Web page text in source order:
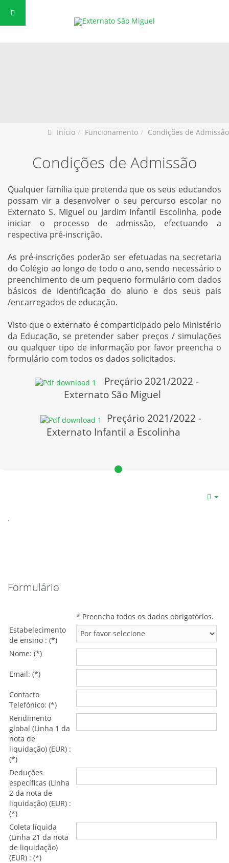
Início Funcionamento Condições de Admissão
Condições de Admissão
Qualquer família que pretenda que os seus educandos
possam vir a desenvolver o seu percurso escolar no
Externato S. Miguel ou Jardim Infantil Escolinha, pode
iniciar o processo de admissão, efectuando a
respectiva pré-inscrição.
As pré-inscrições poderão ser efetuadas na secretaria
do Colégio ao longo de todo o ano, sendo necessário o
preenchimento de um pequeno formulário com dados
básicos de identificação do aluno e dos seus pais
/encarregados de educação.
Visto que o externato é comparticipado pelo Ministério
da Educação, se pretender saber preços / simulações
ou qualquer tipo de informação por favor preencha o
formulário com todos os dados solicitados.
Preçário 2021/2022 -
Externato São Miguel
Preçário 2021/2022 -
Externato Infantil a Escolinha
.
Formulário
* Preencha todos os dados obrigatórios.
Estabelecimento
de ensino : (*)
Nome: (*)
Email: (*)
Contacto
Telefónico: (*)
Rendimento
global (Linha 1 da
nota de
liquidação) (EUR) :
(*)
Deduções
específicas (Linha
2 da nota de
liquidação) (EUR) :
(*)
Coleta líquida
(Linha 21 da nota
de liquidação)
(EUR) : (*)